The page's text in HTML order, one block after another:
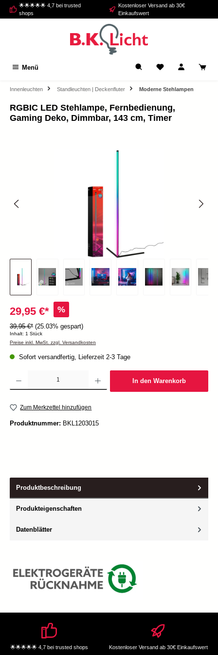
springen
🌟🌟🌟🌟🌟 4,7 bei trusted
shops
Kostenloser Versand ab 30€
Einkaufswert
Menü
Innenleuchten Standleuchten | Deckenfluter Moderne Stehlampen
RGBIC LED Stehlampe, Fernbedienung,
Gaming Deko, Dimmbar, 143 cm, Timer
29,95 €* %
39,95 €* (25.03% gespart)
Inhalt: 1 Stück
Preise inkl. MwSt. zzgl. Versandkosten
Sofort versandfertig, Lieferzeit 2-3 Tage
Produkt Anzahl: Gib den gewünschten Wert ein oder benutze die Schaltflächen um die
In den Warenkorb
Zum Merkzettel hinzufügen
Produktnummer: BKL1203015
Produktbeschreibung
Produkteigenschaften
Datenblätter
🌟🌟🌟🌟🌟 4,7 bei trusted shops Kostenloser Versand ab 30€ Einkaufswert